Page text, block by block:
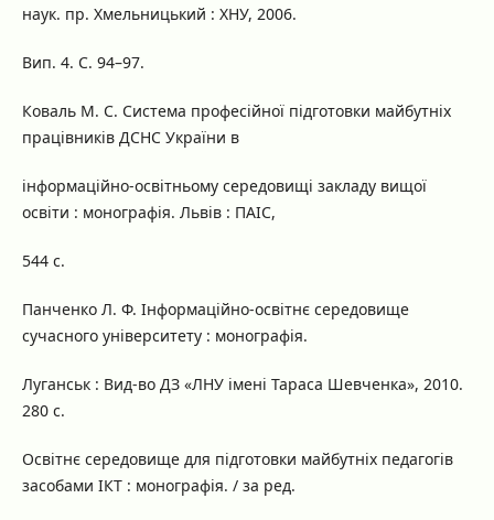
наук. пр. Хмельницький : ХНУ, 2006.
Вип. 4. С. 94–97.
Коваль М. С. Система професійної підготовки майбутніх
працівників ДСНС України в
інформаційно-освітньому середовищі закладу вищої
освіти : монографія. Львів : ПАІС,
544 с.
Панченко Л. Ф. Інформаційно-освітнє середовище
сучасного університету : монографія.
Луганськ : Вид-во ДЗ «ЛНУ імені Тараса Шевченка», 2010.
280 с.
Освітнє середовище для підготовки майбутніх педагогів
засобами ІКТ : монографія. / за ред.